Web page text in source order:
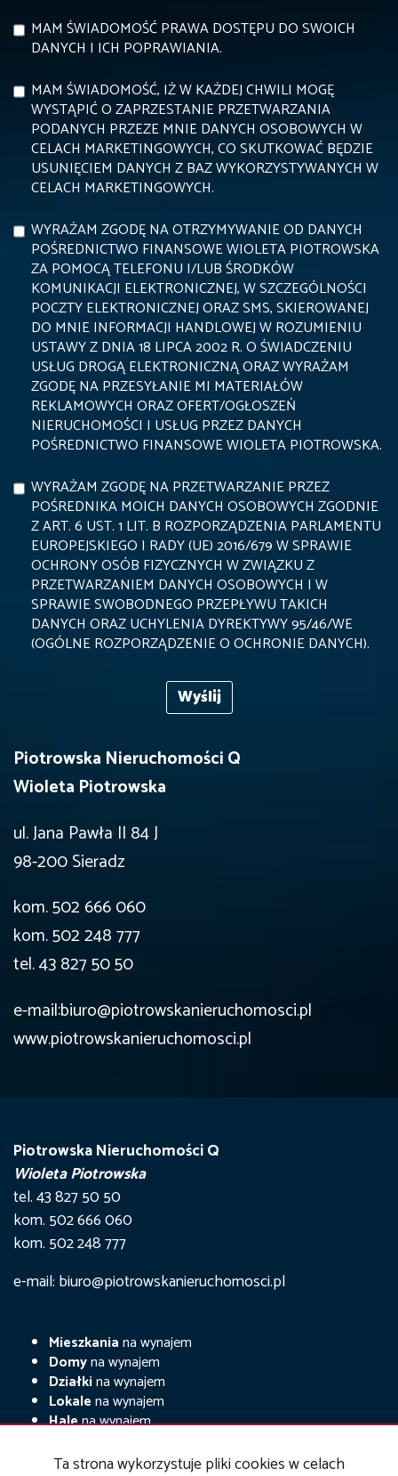
MAM ŚWIADOMOŚĆ PRAWA DOSTĘPU DO SWOICH
DANYCH I ICH POPRAWIANIA.
MAM ŚWIADOMOŚĆ, IŻ W KAŻDEJ CHWILI MOGĘ
WYSTĄPIĆ O ZAPRZESTANIE PRZETWARZANIA
PODANYCH PRZEZE MNIE DANYCH OSOBOWYCH W
CELACH MARKETINGOWYCH, CO SKUTKOWAĆ BĘDZIE
USUNIĘCIEM DANYCH Z BAZ WYKORZYSTYWANYCH W
CELACH MARKETINGOWYCH.
WYRAŻAM ZGODĘ NA OTRZYMYWANIE OD DANYCH
POŚREDNICTWO FINANSOWE WIOLETA PIOTROWSKA
ZA POMOCĄ TELEFONU I/LUB ŚRODKÓW
KOMUNIKACJI ELEKTRONICZNEJ, W SZCZEGÓLNOŚCI
POCZTY ELEKTRONICZNEJ ORAZ SMS, SKIEROWANEJ
DO MNIE INFORMACJI HANDLOWEJ W ROZUMIENIU
USTAWY Z DNIA 18 LIPCA 2002 R. O ŚWIADCZENIU
USŁUG DROGĄ ELEKTRONICZNĄ ORAZ WYRAŻAM
ZGODĘ NA PRZESYŁANIE MI MATERIAŁÓW
REKLAMOWYCH ORAZ OFERT/OGŁOSZEŃ
NIERUCHOMOŚCI I USŁUG PRZEZ DANYCH
POŚREDNICTWO FINANSOWE WIOLETA PIOTROWSKA.
WYRAŻAM ZGODĘ NA PRZETWARZANIE PRZEZ
POŚREDNIKA MOICH DANYCH OSOBOWYCH ZGODNIE
Z ART. 6 UST. 1 LIT. B ROZPORZĄDZENIA PARLAMENTU
EUROPEJSKIEGO I RADY (UE) 2016/679 W SPRAWIE
OCHRONY OSÓB FIZYCZNYCH W ZWIĄZKU Z
PRZETWARZANIEM DANYCH OSOBOWYCH I W
SPRAWIE SWOBODNEGO PRZEPŁYWU TAKICH
DANYCH ORAZ UCHYLENIA DYREKTYWY 95/46/WE
(OGÓLNE ROZPORZĄDZENIE O OCHRONIE DANYCH).
Piotrowska Nieruchomości Q
Wioleta Piotrowska
ul. Jana Pawła II 84 J
98-200 Sieradz
kom. 502 666 060
kom. 502 248 777
tel. 43 827 50 50
e-mail:biuro@piotrowskanieruchomosci.pl
www.piotrowskanieruchomosci.pl
Piotrowska Nieruchomości Q
Wioleta Piotrowska
tel. 43 827 50 50
kom. 502 666 060
kom. 502 248 777
e-mail: biuro@piotrowskanieruchomosci.pl
Mieszkaniana wynajem
Domyna wynajem
Działkina wynajem
Lokalena wynajem
Halena wynajem
Ta strona wykorzystuje pliki cookies w celach